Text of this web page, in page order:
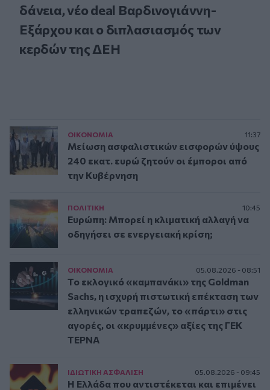
δάνεια, νέο deal Βαρδινογιάννη-
Εξάρχου και ο διπλασιασμός των
κερδών της ΔΕΗ
ΟΙΚΟΝΟΜΙΑ 11:37
Μείωση ασφαλιστικών εισφορών ύψους
240 εκατ. ευρώ ζητούν οι έμποροι από
την Κυβέρνηση
ΠΟΛΙΤΙΚΗ 10:45
Ευρώπη: Μπορεί η κλιματική αλλαγή να
οδηγήσει σε ενεργειακή κρίση;
ΟΙΚΟΝΟΜΙΑ 05.08.2026 - 08:51
Το εκλογικό «καμπανάκι» της Goldman
Sachs, η ισχυρή πιστωτική επέκταση των
ελληνικών τραπεζών, το «πάρτι» στις
αγορές, οι «κρυμμένες» αξίες της ΓΕΚ
ΤΕΡΝΑ
ΙΔΙΩΤΙΚΗ ΑΣΦAΛΙΣΗ 05.08.2026 - 09:45
Η Ελλάδα που αντιστέκεται και επιμένει